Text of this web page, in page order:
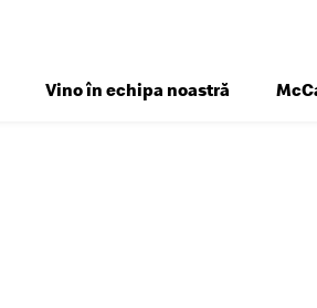
Vino în echipa noastră